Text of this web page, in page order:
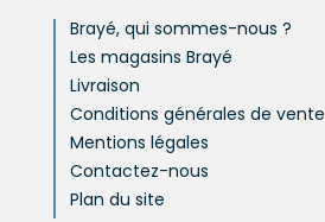
Brayé, qui sommes-nous ?
Les magasins Brayé
Livraison
Conditions générales de vente
Mentions légales
Contactez-nous
Plan du site